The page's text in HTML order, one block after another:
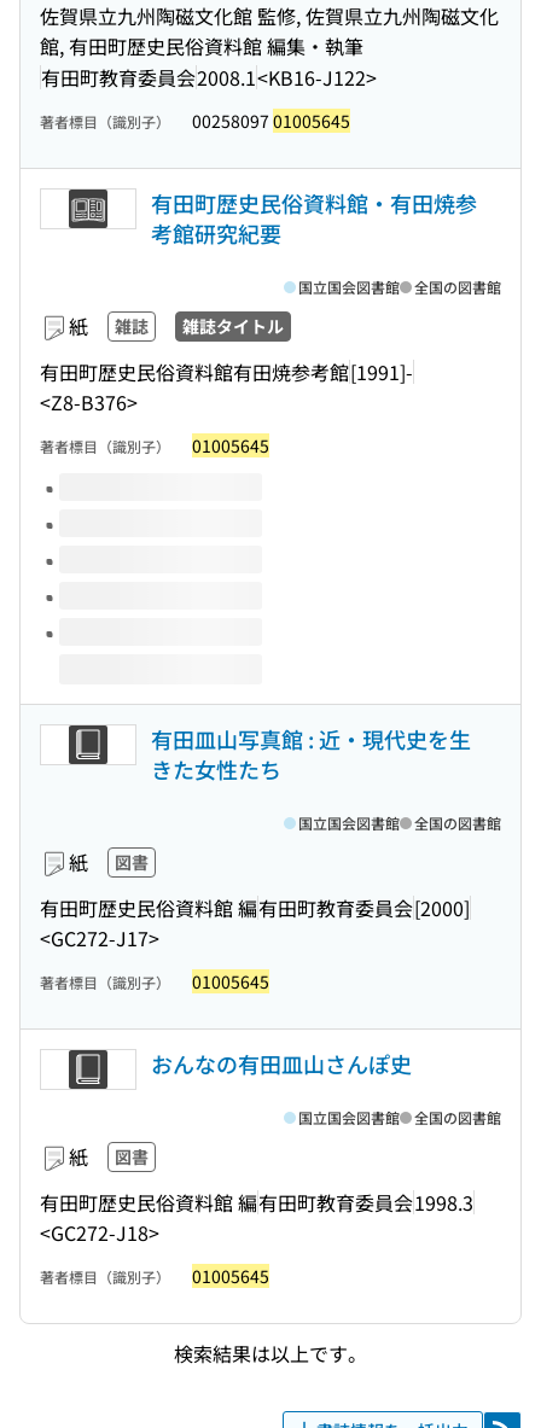
佐賀県立九州陶磁文化館 監修, 佐賀県立九州陶磁文化
館, 有田町歴史民俗資料館 編集・執筆
有田町教育委員会2008.1<KB16-J122>
著者標目（識別子） 00258097 01005645
有田町歴史民俗資料館・有田焼参
考館研究紀要
紙 雑誌 雑誌タイトル
有田町歴史民俗資料館有田焼参考館[1991]-
<Z8-B376>
国立国会図書館 全国の図書館
著者標目（識別子） 01005645
このタイトルの巻号
有田皿山写真館 : 近・現代史を生
きた女性たち
紙 図書
有田町歴史民俗資料館 編有田町教育委員会[2000]
<GC272-J17>
国立国会図書館 全国の図書館
著者標目（識別子） 01005645
おんなの有田皿山さんぽ史
紙 図書
有田町歴史民俗資料館 編有田町教育委員会1998.3
<GC272-J18>
国立国会図書館 全国の図書館
著者標目（識別子） 01005645
検索結果は以上です。